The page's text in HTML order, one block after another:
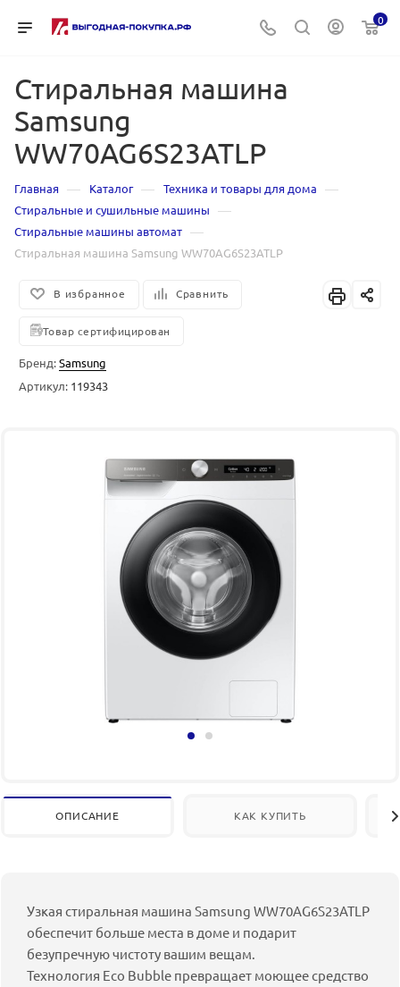
0
Стиральная машина
Samsung
WW70AG6S23ATLP
Главная — Каталог — Техника и товары для дома —
Стиральные и сушильные машины —
Стиральные машины автомат —
Стиральная машина Samsung WW70AG6S23ATLP
В избранное Сравнить
Товар сертифицирован
Бренд:Samsung
Артикул: 119343
ОПИСАНИЕ КАК КУПИТЬ
Узкая стиральная машина Samsung WW70AG6S23ATLP
обеспечит больше места в доме и подарит
безупречную чистоту вашим вещам.
Технология Eco Bubble превращает моющее средство